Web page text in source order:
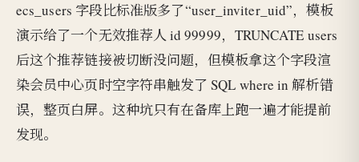
ecs_users 字段比标准版多了“user_inviter_uid”，模板
演示给了一个无效推荐人 id 99999，TRUNCATE users
后这个推荐链接被切断没问题，但模板拿这个字段渲
染会员中心页时空字符串触发了 SQL where in 解析错
误，整页白屏。这种坑只有在备库上跑一遍才能提前
发现。